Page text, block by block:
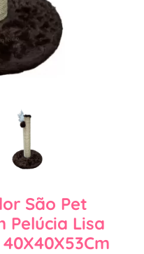
São Pet
Pelúcia Lisa